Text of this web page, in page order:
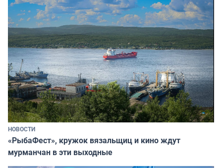
НОВОСТИ
«РыбаФест», кружок вязальщиц и кино ждут
мурманчан в эти выходные